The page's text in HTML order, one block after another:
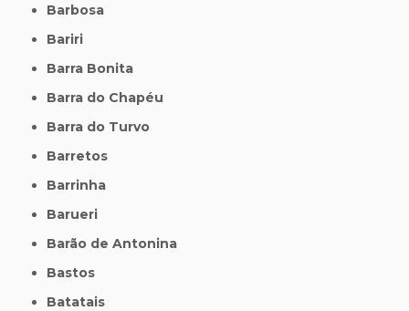
Barbosa
Bariri
Barra Bonita
Barra do Chapéu
Barra do Turvo
Barretos
Barrinha
Barueri
Barão de Antonina
Bastos
Batatais